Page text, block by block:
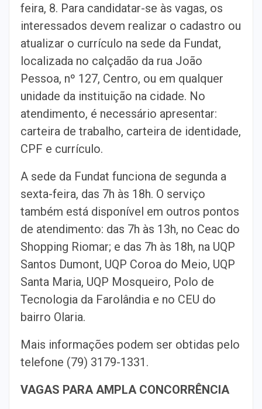
feira, 8. Para candidatar-se às vagas, os
interessados devem realizar o cadastro ou
atualizar o currículo na sede da Fundat,
localizada no calçadão da rua João
Pessoa, nº 127, Centro, ou em qualquer
unidade da instituição na cidade. No
atendimento, é necessário apresentar:
carteira de trabalho, carteira de identidade,
CPF e currículo.
A sede da Fundat funciona de segunda a
sexta-feira, das 7h às 18h. O serviço
também está disponível em outros pontos
de atendimento: das 7h às 13h, no Ceac do
Shopping Riomar; e das 7h às 18h, na UQP
Santos Dumont, UQP Coroa do Meio, UQP
Santa Maria, UQP Mosqueiro, Polo de
Tecnologia da Farolândia e no CEU do
bairro Olaria.
Mais informações podem ser obtidas pelo
telefone (79) 3179-1331.
VAGAS PARA AMPLA CONCORRÊNCIA